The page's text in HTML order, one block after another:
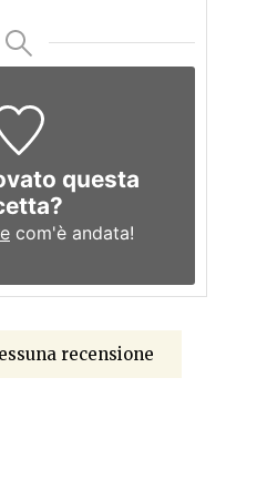
questa
com'è andata!
recensione